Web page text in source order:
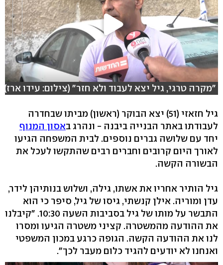
"מקרה טרגי, גיל יצא לעבוד ולא חזר" (צילום: עידו ארז)
גיל חזאזי (51) יצא הבוקר (ראשון) מביתו שבחדרה
לעבודתו באתר הבנייה ביבנה - ונהרג באסון המנוף
יחד עם שלושה גברים נוספים. לבית המשפחה הגיעו
לאורך היום קרובים וחברים רבים שהתקשו לעכל את
הבשורה הקשה.
גיל הותיר אחריו את אשתו, גילה, ושלוש בנותיהן לידר,
עדן ומוריה. אילן קנשתי, גיסו של גיל, סיפר כי הוא
התבשר על מותו של גיל בסביבות השעה 10:30. "קיבלנו
את ההודעה מהמשטרה. קציני משטרה הגיעו ומסרו
לנו את ההודעה הקשה. הגופה כרגע במכון המשפטי
ואנחנו לא יודעים להגיד כלום מעבר לכך".